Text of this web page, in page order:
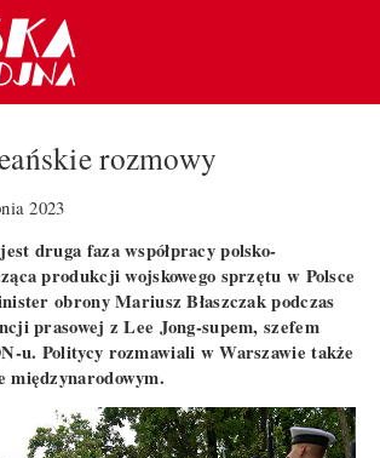
rozmowy
2023
druga faza współpracy polsko-
produkcji wojskowego sprzętu w Polsce
obrony Mariusz Błaszczak podczas
prasowej z Lee Jong-supem, szefem
u. Politycy rozmawiali w Warszawie także
międzynarodowym.